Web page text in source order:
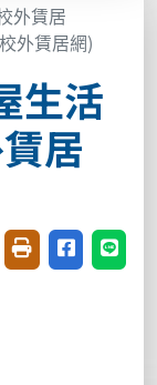
外賃居
外賃居網)
生活
居
友善列印(開新視
分享至臉書
分享